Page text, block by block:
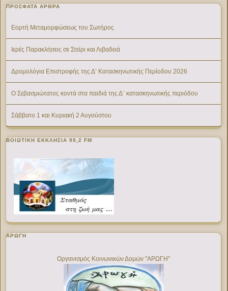
ΠΡΌΣΦΑΤΑ ΆΡΘΡΑ
Εορτή Μεταμορφώσεως του Σωτήρος
Ιερές Παρακλήσεις σε Στείρι και Λιβαδειά
Δρομολόγια Επιστροφής της Δ’ Κατασκηνωτικής Περίοδου 2026
Ο Σεβασμιώτατος κοντά στα παιδιά της Δ΄ κατασκηνωτικής περιόδου
Σάββατο 1 και Κυριακή 2 Αυγούστου
ΒΟΙΩΤΙΚΉ ΕΚΚΛΗΣΊΑ 99,2 FM
ΑΡΩΓΗ
Οργανισμός Κοινωνικών Δομών "ΑΡΩΓΗ"